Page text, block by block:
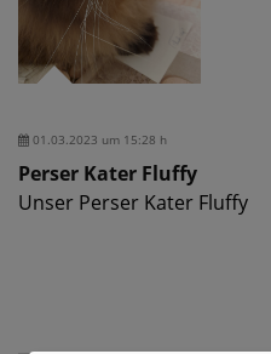
01.03.2023 um 15:28 h
Perser Kater Fluffy
Unser Perser Kater Fluffy